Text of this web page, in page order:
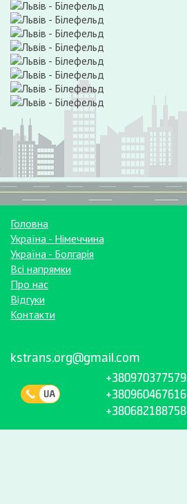
Головна
Україна - Німеччина
Україна - Болгарія
Всі напрямки
Про нас
Відгуки
Контакти
kstrans.org@gmail.com
+380970377579
+380960467616
+380682188758